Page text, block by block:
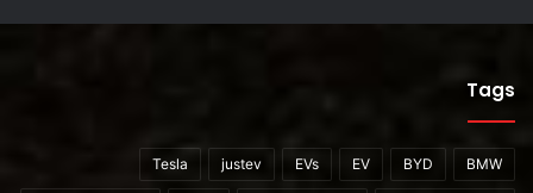
Tags
BMW
BYD
EV
EVs
justev
Tesla